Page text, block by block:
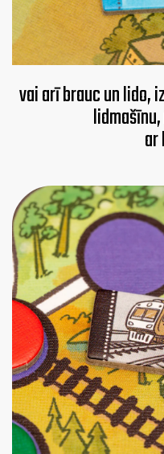
vai arī brauc un lido,